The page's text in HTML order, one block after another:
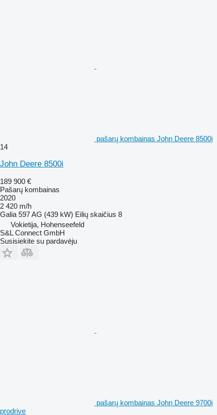
pašarų kombainas John Deere 8500i
14
John Deere 8500i
189 900 €
Pašarų kombainas
2020
2 420 m/h
Galia 597 AG (439 kW) Eilių skaičius 8
Vokietija, Hohenseefeld
S&L Connect GmbH
Susisiekite su pardavėju
pašarų kombainas John Deere 9700i
prodrive